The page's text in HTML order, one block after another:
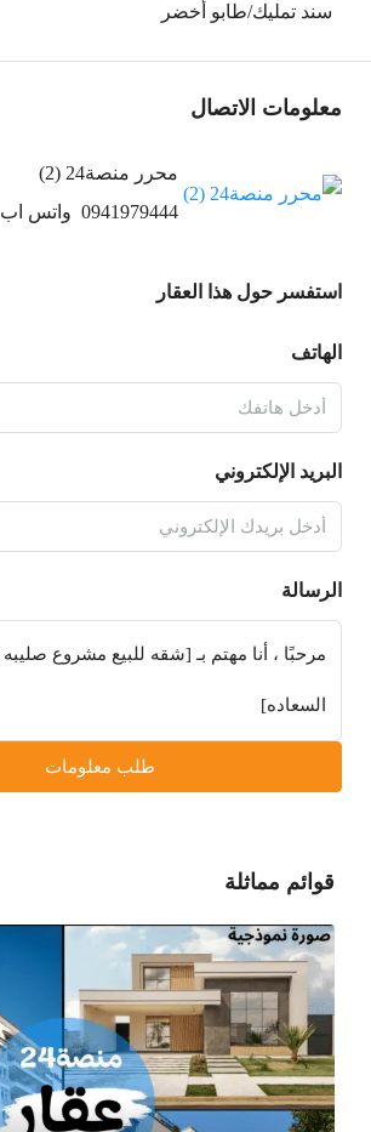
سند تمليك/طابو أخضر
معلومات الاتصال
محرر منصة24 (2)
0941979444 واتس اب
استفسر حول هذا العقار
الهاتف
البريد الإلكتروني
الرسالة
طلب معلومات
قوائم مماثلة